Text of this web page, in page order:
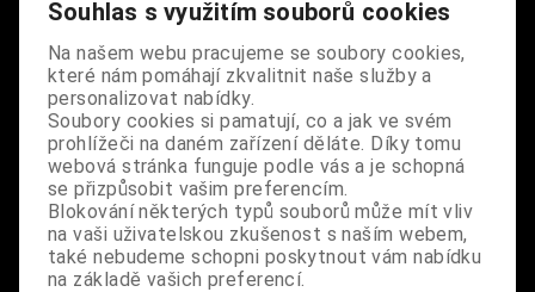
svou auru a odstranit nánosy negativních vibrací.
složení: přírodní sušená nať, listy a stonky,
provázek
popis: šalvěj je tradičně používaná pro očistné a
ochranné rituály, používá se k potlačení negativní
energie, posílení energie pozitivní, pro uvolnění
mysli, relaxaci a odpočinku, při vykuřování velmi
rychle očistí a vydezinfikuje nejen prostory,
Souhlas s využitím souborů cookies
Na našem webu pracujeme se soubory cookies,
které nám pomáhají zkvalitnit naše služby a
personalizovat nabídky.
Soubory cookies si pamatují, co a jak ve svém
prohlížeči na daném zařízení děláte. Díky tomu
webová stránka funguje podle vás a je schopná
se přizpůsobit vašim preferencím.
Blokování některých typů souborů může mít vliv
na vaši uživatelskou zkušenost s naším webem,
také nebudeme schopni poskytnout vám nabídku
na základě vašich preferencí.